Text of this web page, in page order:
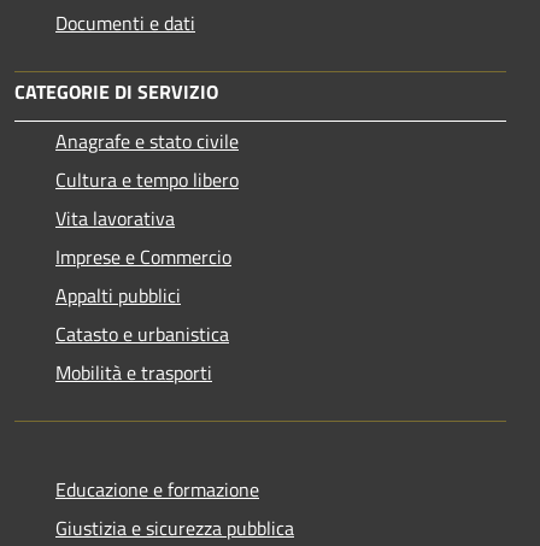
Documenti e dati
CATEGORIE DI SERVIZIO
Anagrafe e stato civile
Cultura e tempo libero
Vita lavorativa
Imprese e Commercio
Appalti pubblici
Catasto e urbanistica
Mobilità e trasporti
Educazione e formazione
Giustizia e sicurezza pubblica